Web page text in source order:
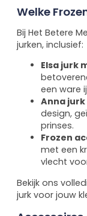
Welke
Bij Het Betere
jurken, inclusief:
Elsa jurk
een ware
Anna
design,
prinses.
Frozen
met een
vlecht
Bekijk ons
jurk voor jouw